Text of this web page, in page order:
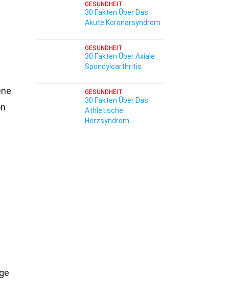
GESUNDHEIT
30 Fakten Über Das
Akute Koronarsyndrom
GESUNDHEIT
30 Fakten Über Axiale
Spondyloarthritis
GESUNDHEIT
30 Fakten Über Das
Athletische
Herzsyndrom